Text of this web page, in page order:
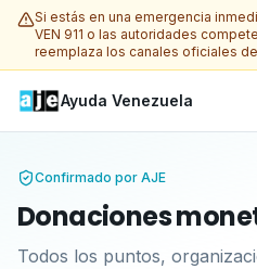
Si estás en una emergencia
VEN 911 o las autoridades
reemplaza los canales oficiales
Ayuda Venezuela
Confirmado por AJE
Donaciones
Todos los puntos,